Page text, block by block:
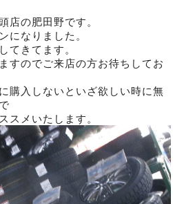
店の肥田野です。
になりました。
てきてます。
すのでご来店の方お待ちしてお
購入しないといざ欲しい時に無
スメいたします。